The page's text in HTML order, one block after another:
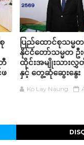
တီ
ဖ
ပြည်ထောင်စုသမ္မတ
နိုင်ငံတော်သမ္မတ ဦ
ထိုင်းအမျိုးသားလွှ
နှင့် တွေ့ဆုံဆွေးနွေး
Ko Lay Naung